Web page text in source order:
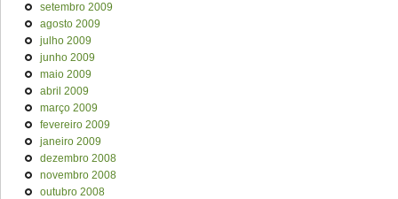
setembro 2009
agosto 2009
julho 2009
junho 2009
maio 2009
abril 2009
março 2009
fevereiro 2009
janeiro 2009
dezembro 2008
novembro 2008
outubro 2008